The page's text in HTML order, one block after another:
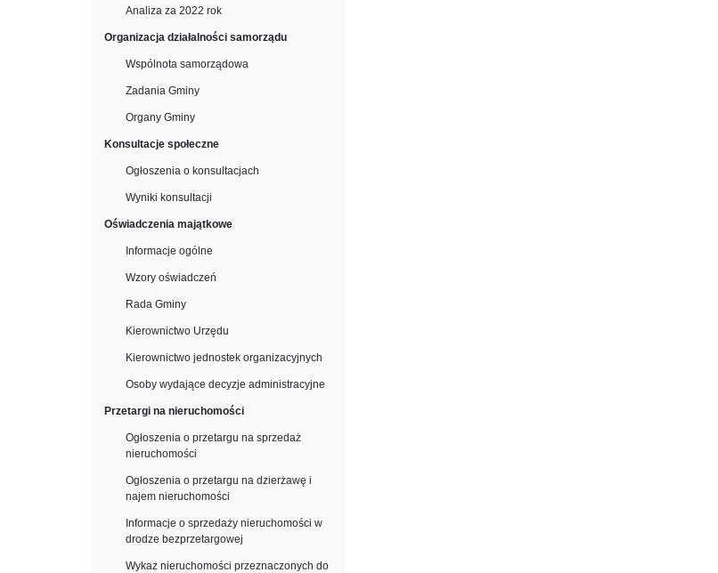
Analiza za 2022 rok
Organizacja działalności samorządu
Wspólnota samorządowa
Zadania Gminy
Organy Gminy
Konsultacje społeczne
Ogłoszenia o konsultacjach
Wyniki konsultacji
Oświadczenia majątkowe
Informacje ogólne
Wzory oświadczeń
Rada Gminy
Kierownictwo Urzędu
Kierownictwo jednostek organizacyjnych
Osoby wydające decyzje administracyjne
Przetargi na nieruchomości
Ogłoszenia o przetargu na sprzedaż
nieruchomości
Ogłoszenia o przetargu na dzierżawę i
najem nieruchomości
Informacje o sprzedaży nieruchomości w
drodze bezprzetargowej
Wykaz nieruchomości przeznaczonych do